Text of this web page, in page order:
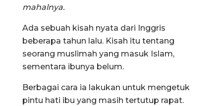
mahalnya.
Ada sebuah kisah nyata dari Inggris
beberapa tahun lalu. Kisah itu tentang
seorang muslimah yang masuk Islam,
sementara ibunya belum.
Berbagai cara ia lakukan untuk mengetuk
pintu hati ibu yang masih tertutup rapat.